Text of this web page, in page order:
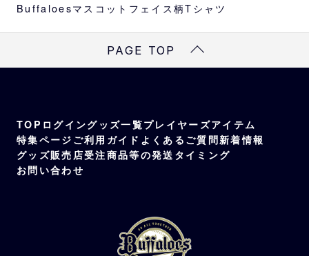
Buffaloesマスコットフェイス柄Tシャツ
PAGE TOP
TOP ログイングッズ一覧プレイヤーズアイテム
特集ページ ご利用ガイド よくあるご質問新着情報
グッズ販売店受注商品等の発送タイミング
お問い合わせ